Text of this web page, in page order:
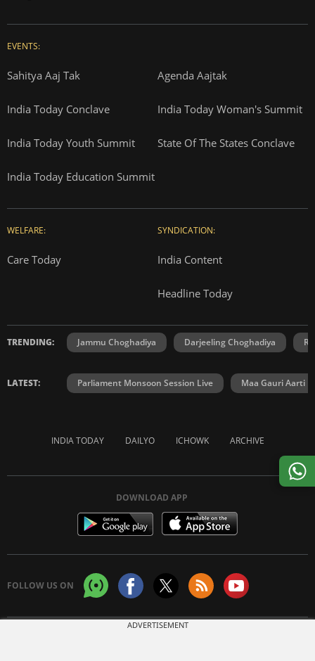
EVENTS:
Sahitya Aaj Tak Agenda Aajtak
India Today Conclave India Today Woman's Summit
India Today Youth Summit State Of The States Conclave
India Today Education Summit
WELFARE:
Care Today
SYNDICATION:
India Content
Headline Today
TRENDING: Jammu Choghadiya Darjeeling Choghadiya
LATEST: Parliament Monsoon Session Live Maa Gauri Aarti
INDIA TODAY DAILYO ICHOWK ARCHIVE
DOWNLOAD APP
FOLLOW US ON
ADVERTISEMENT